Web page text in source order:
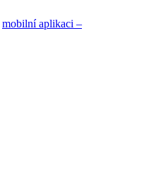
mobilní aplikaci –